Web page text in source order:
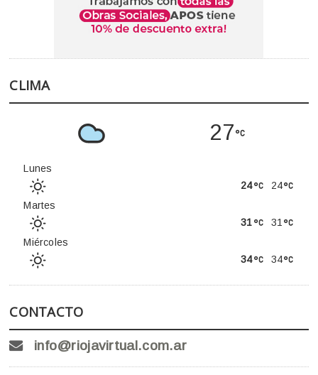
CLIMA
27
Lunes
24
24
Martes
31
31
Miércoles
34
34
CONTACTO
info@riojavirtual.com.ar